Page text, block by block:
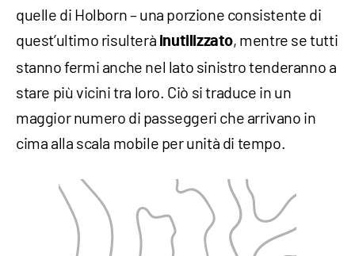
quelle di Holborn – una porzione consistente di
quest’ultimo risulterà inutilizzato, mentre se tutti
stanno fermi anche nel lato sinistro tenderanno a
stare più vicini tra loro. Ciò si traduce in un
maggior numero di passeggeri che arrivano in
cima alla scala mobile per unità di tempo.